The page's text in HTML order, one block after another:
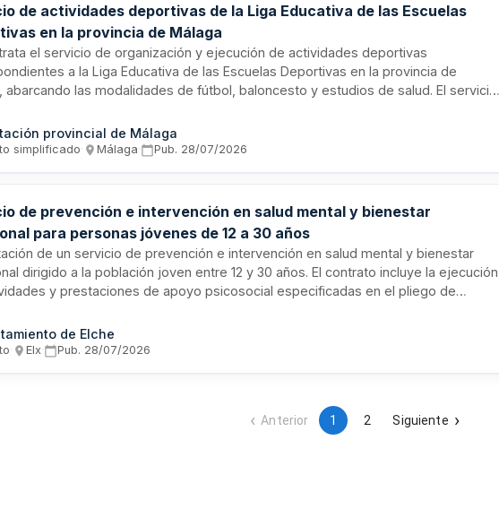
de actividades deportivas de la Liga Educativa de las Escuelas
en la provincia de Málaga
el servicio de organización y ejecución de actividades deportivas
a la Liga Educativa de las Escuelas Deportivas en la provincia de
abarcando las modalidades de fútbol, baloncesto y estudios de salud. El servicio
relacionadas con la ejecución de estas disciplinas deportivas
provincial de Málaga
simplificado· Málaga· Pub. 28/07/2026
de prevención e intervención en salud mental y bienestar
para personas jóvenes de 12 a 30 años
de un servicio de prevención e intervención en salud mental y bienestar
dirigido a la población joven entre 12 y 30 años. El contrato incluye la ejecución
y prestaciones de apoyo psicosocial especificadas en el pliego de
de salud mental identificadas para este grupo de edad.
de Elche
· Elx· Pub. 28/07/2026
Anterior 1 2 Siguiente